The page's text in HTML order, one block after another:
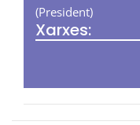
(President)
Xarxes: